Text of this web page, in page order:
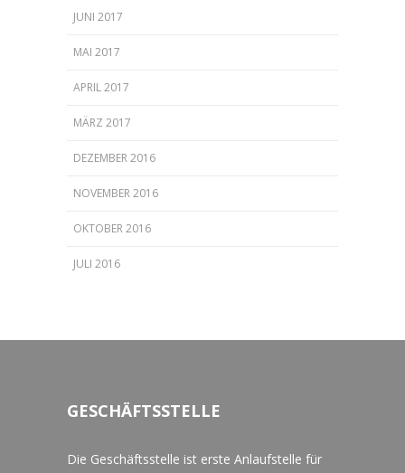
JUNI 2017
MAI 2017
APRIL 2017
MÄRZ 2017
DEZEMBER 2016
NOVEMBER 2016
OKTOBER 2016
JULI 2016
GESCHÄFTSSTELLE
Die Geschäftsstelle ist erste Anlaufstelle für